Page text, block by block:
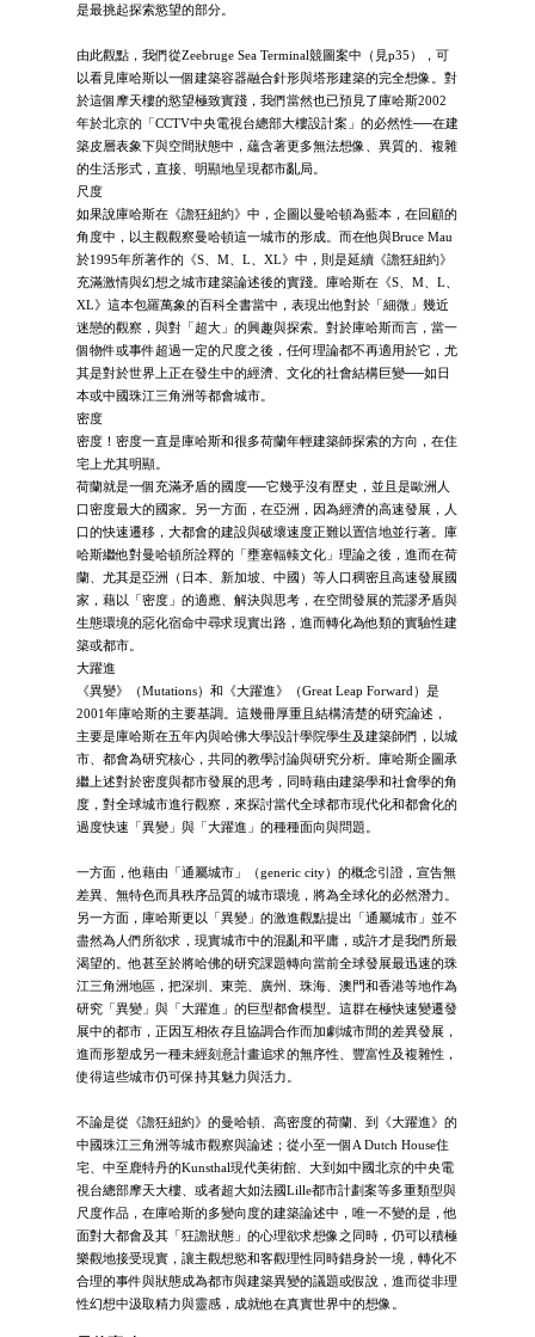
是最挑起探索慾望的部分。
由此觀點，我們從Zeebruge Sea Terminal競圖案中（見p35），可
以看見庫哈斯以一個建築容器融合針形與塔形建築的完全想像。對
於這個摩天樓的慾望極致實踐，我們當然也已預見了庫哈斯2002
年於北京的「CCTV中央電視台總部大樓設計案」的必然性──在建
築皮層表象下與空間狀態中，蘊含著更多無法想像、異質的、複雜
的生活形式，直接、明顯地呈現都市亂局。
尺度
如果說庫哈斯在《譫狂紐約》中，企圖以曼哈頓為藍本，在回顧的
角度中，以主觀觀察曼哈頓這一城市的形成。而在他與Bruce Mau
於1995年所著作的《S、M、L、XL》中，則是延續《譫狂紐約》
充滿激情與幻想之城市建築論述後的實踐。庫哈斯在《S、M、L、
XL》這本包羅萬象的百科全書當中，表現出他對於「細微」幾近
迷戀的觀察，與對「超大」的興趣與探索。對於庫哈斯而言，當一
個物件或事件超過一定的尺度之後，任何理論都不再適用於它，尤
其是對於世界上正在發生中的經濟、文化的社會結構巨變──如日
本或中國珠江三角洲等都會城市。
密度
密度！密度一直是庫哈斯和很多荷蘭年輕建築師探索的方向，在住
宅上尤其明顯。
荷蘭就是一個充滿矛盾的國度──它幾乎沒有歷史，並且是歐洲人
口密度最大的國家。另一方面，在亞洲，因為經濟的高速發展，人
口的快速遷移，大都會的建設與破壞速度正難以置信地並行著。庫
哈斯繼他對曼哈頓所詮釋的「壅塞輻輳文化」理論之後，進而在荷
蘭、尤其是亞洲（日本、新加坡、中國）等人口稠密且高速發展國
家，藉以「密度」的適應、解決與思考，在空間發展的荒謬矛盾與
生態環境的惡化宿命中尋求現實出路，進而轉化為他類的實驗性建
築或都市。
大躍進
《異變》（Mutations）和《大躍進》（Great Leap Forward）是
2001年庫哈斯的主要基調。這幾冊厚重且結構清楚的研究論述，
主要是庫哈斯在五年內與哈佛大學設計學院學生及建築師們，以城
市、都會為研究核心，共同的教學討論與研究分析。庫哈斯企圖承
繼上述對於密度與都市發展的思考，同時藉由建築學和社會學的角
度，對全球城市進行觀察，來探討當代全球都市現代化和都會化的
過度快速「異變」與「大躍進」的種種面向與問題。
一方面，他藉由「通屬城市」（generic city）的概念引證，宣告無
差異、無特色而具秩序品質的城市環境，將為全球化的必然潛力。
另一方面，庫哈斯更以「異變」的激進觀點提出「通屬城市」並不
盡然為人們所欲求，現實城市中的混亂和平庸，或許才是我們所最
渴望的。他甚至於將哈佛的研究課題轉向當前全球發展最迅速的珠
江三角洲地區，把深圳、東莞、廣州、珠海、澳門和香港等地作為
研究「異變」與「大躍進」的巨型都會模型。這群在極快速變遷發
展中的都市，正因互相依存且協調合作而加劇城市間的差異發展，
進而形塑成另一種未經刻意計畫追求的無序性、豐富性及複雜性，
使得這些城市仍可保持其魅力與活力。
不論是從《譫狂紐約》的曼哈頓、高密度的荷蘭、到《大躍進》的
中國珠江三角洲等城市觀察與論述；從小至一個A Dutch House住
宅、中至鹿特丹的Kunsthal現代美術館、大到如中國北京的中央電
視台總部摩天大樓、或者超大如法國Lille都市計劃案等多重類型與
尺度作品，在庫哈斯的多變向度的建築論述中，唯一不變的是，他
面對大都會及其「狂譫狀態」的心理欲求想像之同時，仍可以積極
樂觀地接受現實，讓主觀想慾和客觀理性同時錯身於一境，轉化不
合理的事件與狀態成為都市與建築異變的議題或假說，進而從非理
性幻想中汲取精力與靈感，成就他在真實世界中的想像。